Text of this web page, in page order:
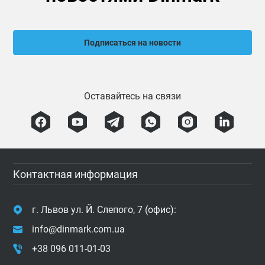
Подписаться на новости
Оставайтесь на связи
Контактная информация
г. Львов ул. Й. Слепого, 7 (офис):
info@dinmark.com.ua
+38 096 011-01-03